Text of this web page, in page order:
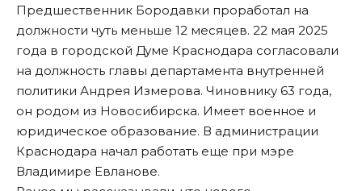
Предшественник Бородавки проработал на
должности чуть меньше 12 месяцев. 22 мая 2025
года в городской Думе Краснодара согласовали
на должность главы департамента внутренней
политики Андрея Измерова. Чиновнику 63 года,
он родом из Новосибирска. Имеет военное и
юридическое образование. В администрации
Краснодара начал работать еще при мэре
Владимире Евланове.